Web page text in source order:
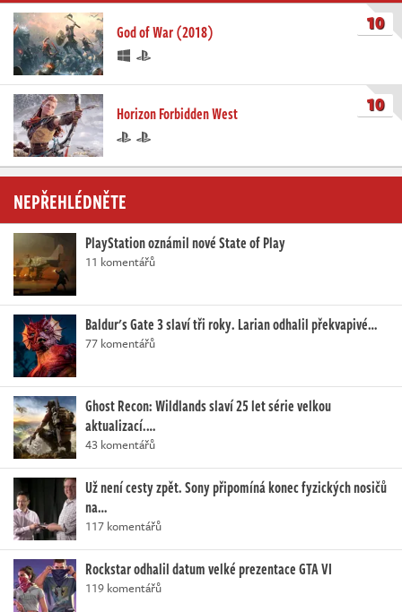
God of War (2018) 10
Horizon Forbidden West 10
NEPŘEHLÉDNĚTE
PlayStation oznámil nové State of Play
11 komentářů
Baldur's Gate 3 slaví tři roky. Larian odhalil překvapivé…
77 komentářů
Ghost Recon: Wildlands slaví 25 let série velkou
aktualizací.…
43 komentářů
Už není cesty zpět. Sony připomíná konec fyzických nosičů
na…
117 komentářů
Rockstar odhalil datum velké prezentace GTA VI
119 komentářů